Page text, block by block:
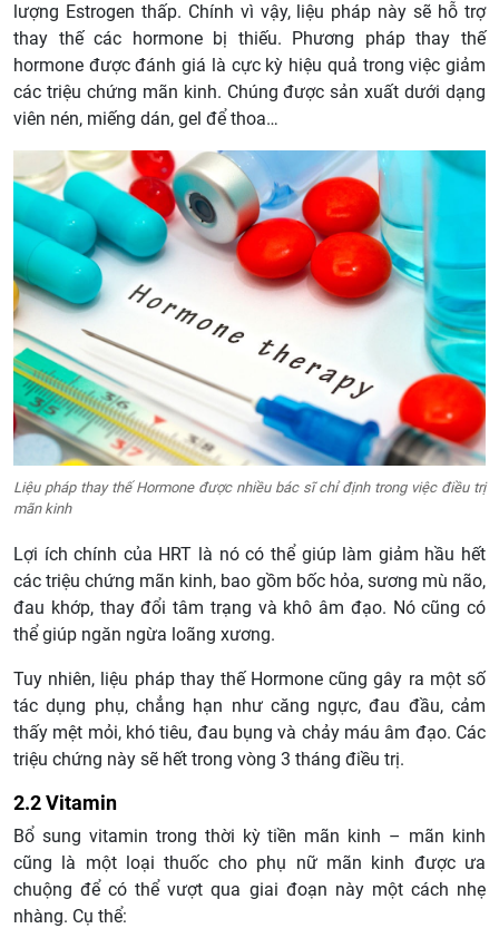
lượng Estrogen thấp. Chính vì vậy, liệu pháp này sẽ hỗ trợ
thay thế các hormone bị thiếu. Phương pháp thay thế
hormone được đánh giá là cực kỳ hiệu quả trong việc giảm
các triệu chứng mãn kinh. Chúng được sản xuất dưới dạng
viên nén, miếng dán, gel để thoa…
Liệu pháp thay thế Hormone được nhiều bác sĩ chỉ định trong việc điều trị
mãn kinh
Lợi ích chính của HRT là nó có thể giúp làm giảm hầu hết
các triệu chứng mãn kinh, bao gồm bốc hỏa, sương mù não,
đau khớp, thay đổi tâm trạng và khô âm đạo. Nó cũng có
thể giúp ngăn ngừa loãng xương.
Tuy nhiên, liệu pháp thay thế Hormone cũng gây ra một số
tác dụng phụ, chẳng hạn như căng ngực, đau đầu, cảm
thấy mệt mỏi, khó tiêu, đau bụng và chảy máu âm đạo. Các
triệu chứng này sẽ hết trong vòng 3 tháng điều trị.
2.2 Vitamin
Bổ sung vitamin trong thời kỳ tiền mãn kinh – mãn kinh
cũng là một loại thuốc cho phụ nữ mãn kinh được ưa
chuộng để có thể vượt qua giai đoạn này một cách nhẹ
nhàng. Cụ thể: